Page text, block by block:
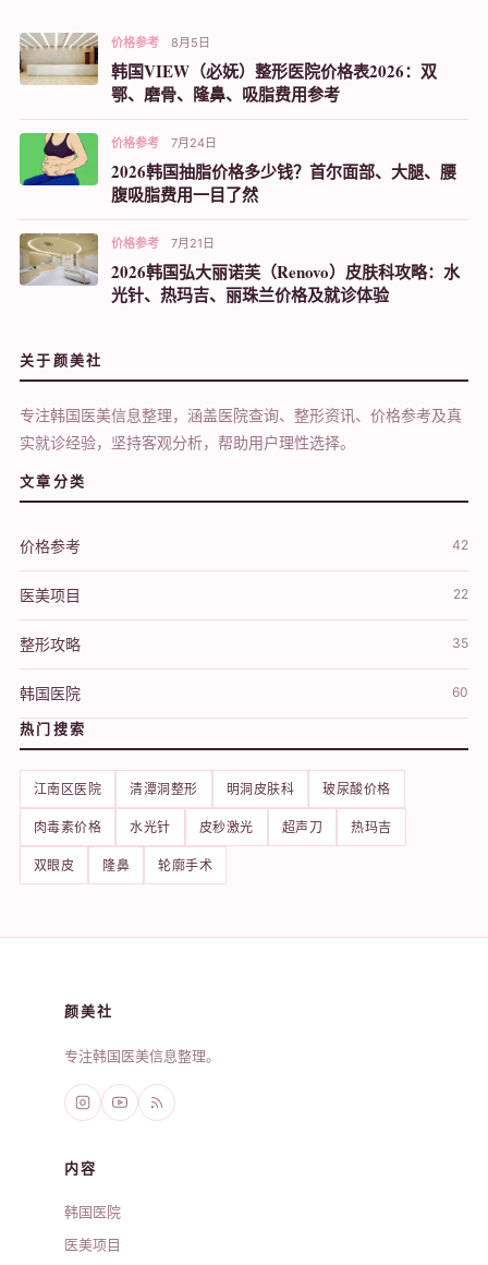
价格参考 8月5日
韩国VIEW（必妩）整形医院价格表2026：双
鄂、磨骨、隆鼻、吸脂费用参考
价格参考 7月24日
2026韩国抽脂价格多少钱？首尔面部、大腿、腰
腹吸脂费用一目了然
价格参考 7月21日
2026韩国弘大丽诺芙（Renovo）皮肤科攻略：水
光针、热玛吉、丽珠兰价格及就诊体验
关于颜美社
专注韩国医美信息整理，涵盖医院查询、整形资讯、价格参考及真
实就诊经验，坚持客观分析，帮助用户理性选择。
文章分类
价格参考 42
医美项目 22
整形攻略 35
韩国医院 60
热门搜索
江南区医院 清潭洞整形 明洞皮肤科 玻尿酸价格
肉毒素价格 水光针 皮秒激光 超声刀 热玛吉
双眼皮 隆鼻 轮廓手术
颜美社
专注韩国医美信息整理。
内容
韩国医院
医美项目